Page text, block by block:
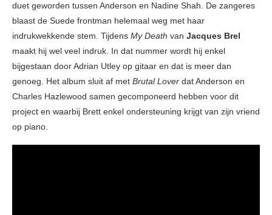
duet geworden tussen Anderson en Nadine Shah. De zangeres
blaast de Suede frontman helemaal weg met haar
indrukwekkende stem. Tijdens My Death van Jacques Brel
maakt hij wel veel indruk. In dat nummer wordt hij enkel
bijgestaan door Adrian Utley op gitaar en dat is meer dan
genoeg. Het album sluit af met Brutal Lover dat Anderson en
Charles Hazlewood samen gecomponeerd hebben voor dit
project en waarbij Brett enkel ondersteuning krijgt van zijn vriend
op piano.